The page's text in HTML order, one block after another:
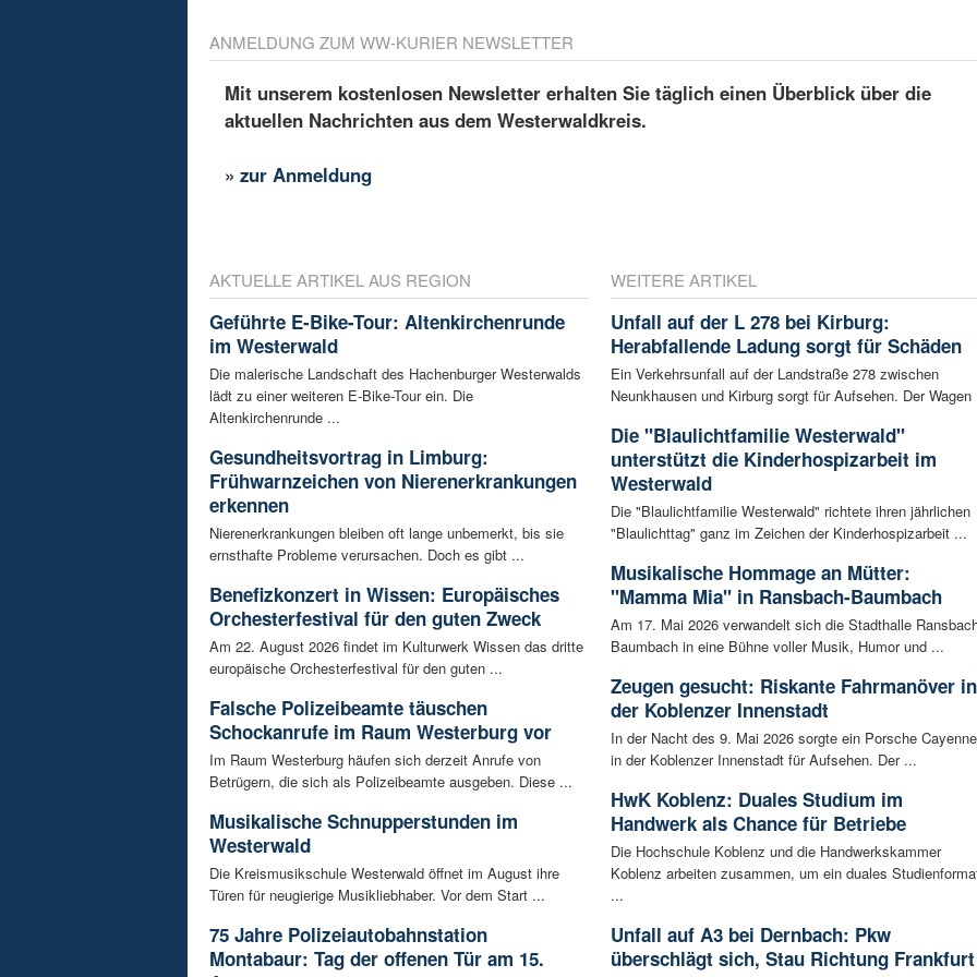
ANMELDUNG ZUM WW-KURIER NEWSLETTER
Mit unserem kostenlosen Newsletter erhalten Sie täglich einen Überblick über die
aktuellen Nachrichten aus dem Westerwaldkreis.
»zur Anmeldung
AKTUELLE ARTIKEL AUS REGION
Geführte E-Bike-Tour: Altenkirchenrunde
im Westerwald
Die malerische Landschaft des Hachenburger Westerwalds
lädt zu einer weiteren E-Bike-Tour ein. Die
Altenkirchenrunde ...
Gesundheitsvortrag in Limburg:
Frühwarnzeichen von Nierenerkrankungen
erkennen
Nierenerkrankungen bleiben oft lange unbemerkt, bis sie
ernsthafte Probleme verursachen. Doch es gibt ...
Benefizkonzert in Wissen: Europäisches
Orchesterfestival für den guten Zweck
Am 22. August 2026 findet im Kulturwerk Wissen das dritte
europäische Orchesterfestival für den guten ...
Falsche Polizeibeamte täuschen
Schockanrufe im Raum Westerburg vor
Im Raum Westerburg häufen sich derzeit Anrufe von
Betrügern, die sich als Polizeibeamte ausgeben. Diese ...
Musikalische Schnupperstunden im
Westerwald
Die Kreismusikschule Westerwald öffnet im August ihre
Türen für neugierige Musikliebhaber. Vor dem Start ...
75 Jahre Polizeiautobahnstation
Montabaur: Tag der offenen Tür am 15.
WEITERE ARTIKEL
Unfall auf der L 278 bei Kirburg:
Herabfallende Ladung sorgt für Schäden
Ein Verkehrsunfall auf der Landstraße 278 zwischen
Neunkhausen und Kirburg sorgt für Aufsehen. Der Wagen
Die "Blaulichtfamilie Westerwald"
unterstützt die Kinderhospizarbeit im
Westerwald
Die "Blaulichtfamilie Westerwald" richtete ihren jährlichen
"Blaulichttag" ganz im Zeichen der Kinderhospizarbeit ...
Musikalische Hommage an Mütter:
"Mamma Mia" in Ransbach-Baumbach
Am 17. Mai 2026 verwandelt sich die Stadthalle
Baumbach in eine Bühne voller Musik, Humor und ...
Zeugen gesucht: Riskante Fahrmanöver in
der Koblenzer Innenstadt
In der Nacht des 9. Mai 2026 sorgte ein Porsche Cayenne
in der Koblenzer Innenstadt für Aufsehen. Der ...
HwK Koblenz: Duales Studium im
Handwerk als Chance für Betriebe
Die Hochschule Koblenz und die Handwerkskammer
Koblenz arbeiten zusammen, um ein duales
...
Unfall auf A3 bei Dernbach: Pkw
überschlägt sich, Stau Richtung Frankfurt